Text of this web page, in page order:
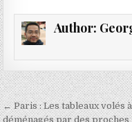
Author:
Navigation
← Paris : Les tableaux volés
déménagés par des proches